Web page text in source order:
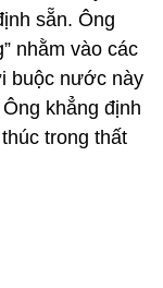
sẵn. Ông
nhằm vào các
buộc nước này
Ông khẳng định
trong thất